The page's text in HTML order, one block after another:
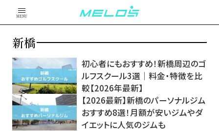
MENU
新橋
初心者にもおすすめ！新橋周辺のゴ
ルフスクール3選｜料金・特徴を比
較【2026年最新】
【2026最新】新橋のパーソナルジム
おすすめ8選！月額が安いジムやダ
イエットに人気のジムも